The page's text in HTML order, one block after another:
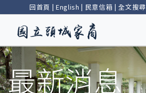
回首頁 | English | 民意信箱 |全文搜尋
最新消息